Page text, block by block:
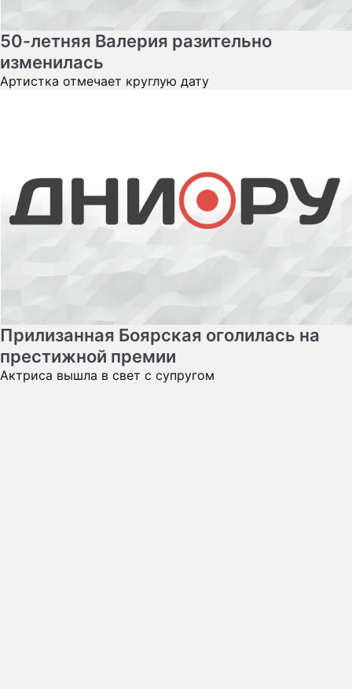
50-летняя Валерия разительно
изменилась
Артистка отмечает круглую дату
Прилизанная Боярская оголилась на
престижной премии
Актриса вышла в свет с супругом